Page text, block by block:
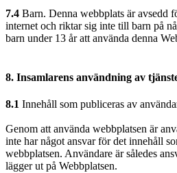
7.4 Barn. Denna webbplats är avsedd
internet och riktar sig inte till barn på
barn under 13 år att använda denna
8. Insamlarens användning av
8.1 Innehåll som publiceras av
Genom att använda webbplatsen är
inte har något ansvar för det innehåll
webbplatsen. Användare är således
lägger ut på Webbplatsen.